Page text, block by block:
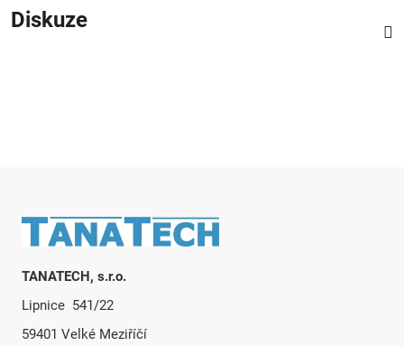
Diskuze
Zápatí
TANATECH, s.r.o.
Lipnice 541/22
59401 Velké Meziříčí